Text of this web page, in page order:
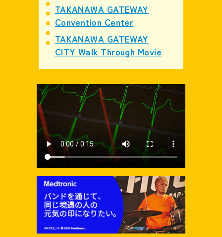
TAKANAWA GATEWAY
Convention Center
TAKANAWA GATEWAY
CITY Walk Through Movie